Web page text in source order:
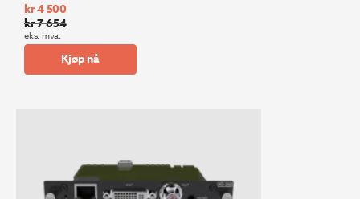
kr7 654
Opprinnelig
pris
kr4 500
Nåværende
pris
eks. mva.
Kjøp nå